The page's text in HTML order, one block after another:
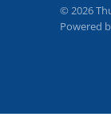
© 2026
Powered